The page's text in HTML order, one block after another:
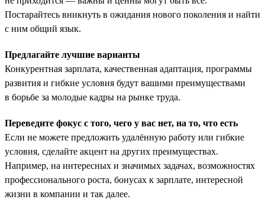
Постарайтесь вникнуть в ожидания нового поколения и найти
с ним общий язык.
Предлагайте лучшие варианты
Конкурентная зарплата, качественная адаптация, программы
развития и гибкие условия будут вашими преимуществами
в борьбе за молодые кадры на рынке труда.
Переведите фокус с того, чего у вас нет, на то, что есть
Если не можете предложить удалённую работу или гибкие
условия, сделайте акцент на других преимуществах.
Например, на интересных и значимых задачах, возможностях
профессионального роста, бонусах к зарплате, интересной
жизни в компании и так далее.